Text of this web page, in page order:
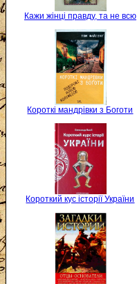
Кажи жінці правду, та не всю
Короткі мандрівки з Боготи
Короткий кус історії України